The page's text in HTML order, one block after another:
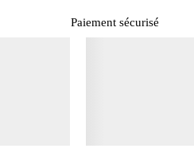
Paiement sécurisé